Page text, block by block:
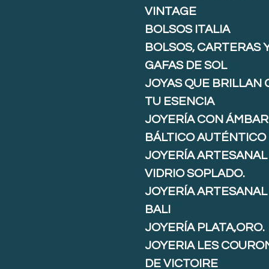
VINTAGE
BOLSOS ITALIA
BOLSOS, CARTERAS
GAFAS DE SOL
JOYAS QUE BRILLAN
TU ESENCIA
JOYERÍA CON ÁMBAR
BÁLTICO AUTÉNTICO
JOYERÍA ARTESANAL
VIDRIO SOPLADO.
JOYERÍA ARTESANAL
BALI
JOYERÍA PLATA,ORO.
JOYERIA LES
DE VICTOIRE